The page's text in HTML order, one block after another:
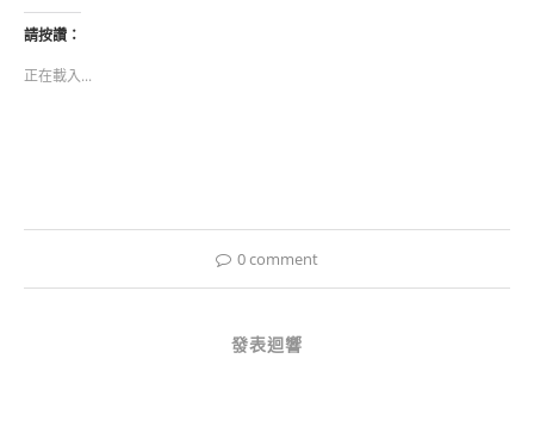
分
享
至
新
請按讚：
正在載入...
0 comment
發表迴響